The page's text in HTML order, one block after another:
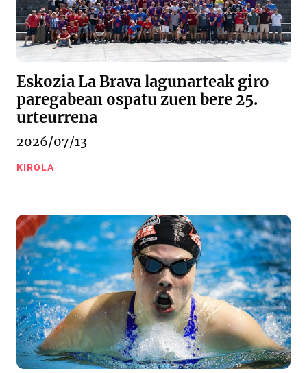
Eskozia La Brava lagunarteak giro
paregabean ospatu zuen bere 25.
urteurrena
2026/07/13
KIROLA